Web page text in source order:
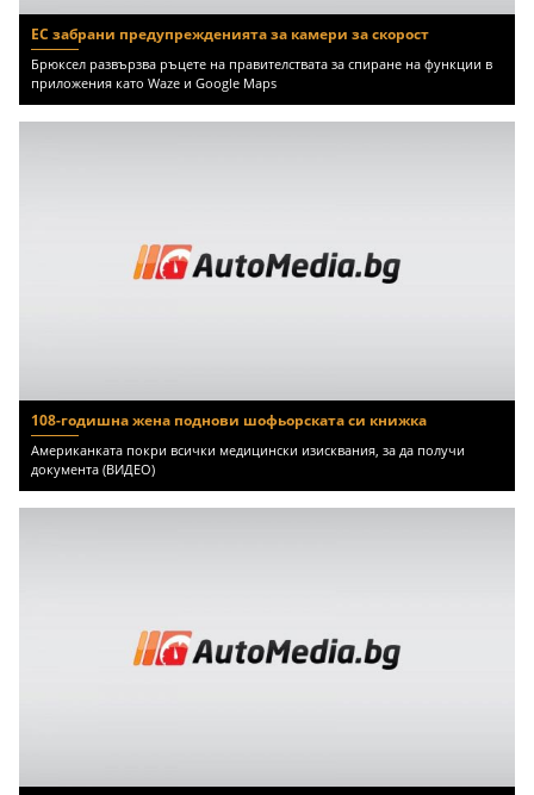
ЕС забрани предупрежденията за камери за скорост
Брюксел развързва ръцете на правителствата за спиране на функции в
приложения като Waze и Google Maps
108-годишна жена поднови шофьорската си книжка
Американката покри всички медицински изисквания, за да получи
документа (ВИДЕО)